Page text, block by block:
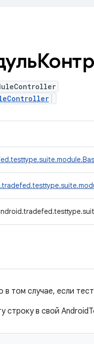
в том случае, если
строку в свой